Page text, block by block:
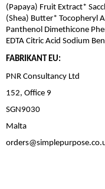
(Papaya) Fruit Extract*
(Shea) Butter* Tocopheryl
Panthenol Dimethicone
EDTA Citric Acid Sodium
FABRIKANT EU:
PNR Consultancy Ltd
152, Office 9
SGN9030
Malta